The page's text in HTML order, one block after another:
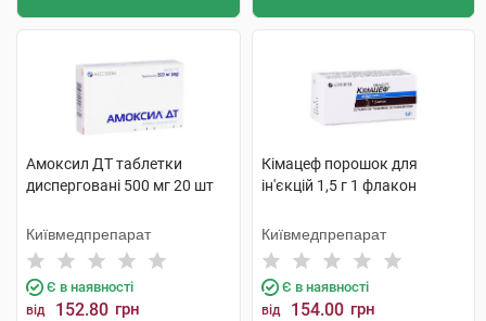
Амоксил ДТ таблетки
дисперговані 500 мг 20 шт
Київмедпрепарат
Є в наявності
від 152.80 грн
Кімацеф порошок для
ін'єкцій 1,5 г 1 флакон
Київмедпрепарат
Є в наявності
від 154.00 грн